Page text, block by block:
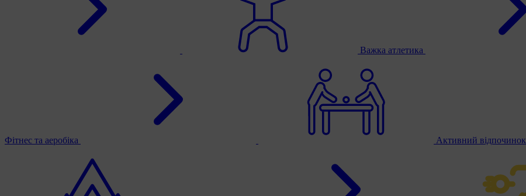
Важка атлетика
Фітнес та аеробіка Активний відпочинок